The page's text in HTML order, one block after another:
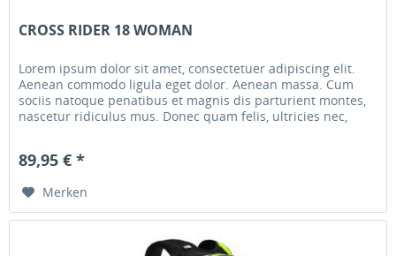
CROSS RIDER 18 WOMAN
Lorem ipsum dolor sit amet, consectetuer adipiscing elit.
Aenean commodo ligula eget dolor. Aenean massa. Cum
sociis natoque penatibus et magnis dis parturient montes,
nascetur ridiculus mus. Donec quam felis, ultricies nec,
89,95 € *
Merken